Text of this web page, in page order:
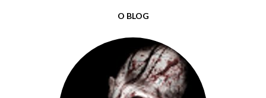
O BLOG